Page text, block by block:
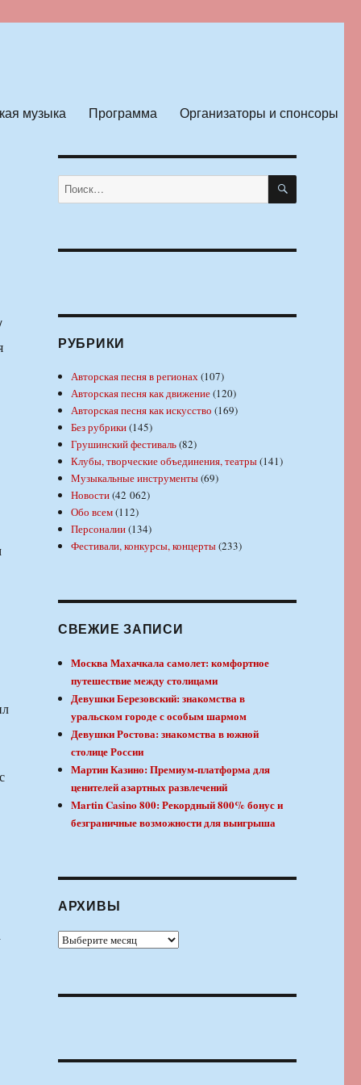
музыка Программа Организаторы и спонсоры
Искать: ПОИСК
РУБРИКИ
Авторская песня в регионах(107)
Авторская песня как движение(120)
Авторская песня как искусство (169)
Без рубрики(145)
Грушинский фестиваль(82)
Клубы, творческие объединения, театры(141)
Музыкальные инструменты(69)
Новости(42 062)
Обо всем(112)
Персоналии(134)
Фестивали, конкурсы, концерты(233)
СВЕЖИЕ ЗАПИСИ
Москва Махачкала самолет: комфортное
путешествие между столицами
Девушки Березовский: знакомства в
уральском городе с особым шармом
Девушки Ростова: знакомства в южной
столице России
Мартин Казино: Премиум-платформа для
ценителей азартных развлечений
Martin Casino 800: Рекордный 800% бонус и
безграничные возможности для выигрыша
АРХИВЫ
Архивы